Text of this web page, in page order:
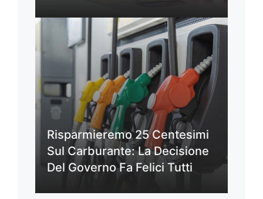
Risparmieremo 25 Centesimi
Sul Carburante: La Decisione
Del Governo Fa Felici Tutti